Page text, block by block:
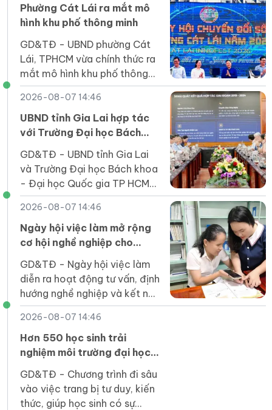
Phường Cát Lái ra mắt mô
hình khu phố thông minh
GD&TĐ - UBND phường Cát
Lái, TPHCM vừa chính thức ra
mắt mô hình khu phố thông
minh tại 24 khu phố trên địa
bàn phường này.
2026-08-07 14:46
UBND tỉnh Gia Lai hợp tác
với Trường Đại học Bách
khoa TP HCM phát triển
nhân lực số
GD&TĐ - UBND tỉnh Gia Lai
và Trường Đại học Bách khoa
- Đại học Quốc gia TP HCM
hợp tác đào tạo nguồn nhân
lực số, phát triển STEM, AI,
công nghiệp bán dẫn.
2026-08-07 14:46
Ngày hội việc làm mở rộng
cơ hội nghề nghiệp cho
GD&TĐ - Ngày hội việc làm
diễn ra hoạt động tư vấn, định
hướng nghề nghiệp và kết nối
tuyển dụng, góp phần giúp
người khuyết tật tiếp cận
việc làm.
2026-08-07 14:46
Hơn 550 học sinh trải
nghiệm môi trường đại học
GD&TĐ - Chương trình đi sâu
vào việc trang bị tư duy, kiến
thức, giúp học sinh có sự